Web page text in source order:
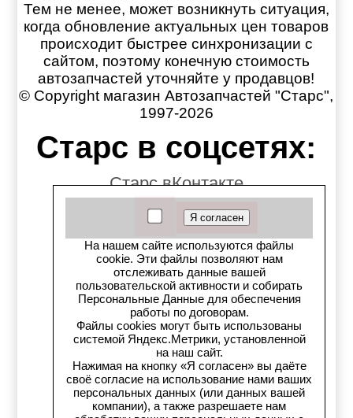
Тем не менее, может возникнуть ситуация,
когда обновление актуальных цен товаров
происходит быстрее синхронизации с
сайтом, поэтому конечную стоимость
автозапчастей уточняйте у продавцов!
© Copyright магазин Автозапчастей "Старс",
1997-2026
Старс в соцсетях:
Старс вКонтакте
Старс в YouTube
Телеграм-канал
Старс на Drom.ru
Старс в auto.ru
Старс в картах Яндекс
Старс в картах 2ГИС
На нашем сайте используются файлы
cookie. Эти файлы позволяют нам
отслеживать данные вашей
пользовательской активности и собирать
Персональные Данные для обеспечения
работы по договорам.
Файлы cookies могут быть использованы
системой Яндекс.Метрики, установленной
на наш сайт.
Нажимая на кнопку «Я согласен» вы даёте
своё согласие на использование нами ваших
персональных данных (или данных вашей
компании), а также разрешаете нам